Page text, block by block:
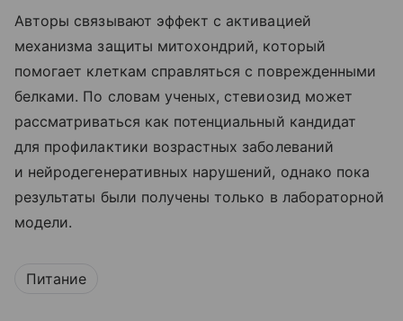
Авторы связывают эффект с активацией
механизма защиты митохондрий, который
помогает клеткам справляться с поврежденными
белками. По словам ученых, стевиозид может
рассматриваться как потенциальный кандидат
для профилактики возрастных заболеваний
и нейродегенеративных нарушений, однако пока
результаты были получены только в лабораторной
модели.
Питание